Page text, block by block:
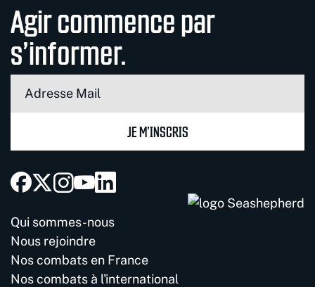
Agir commence par
s’informer.
JE M’INSCRIS
Qui sommes-nous
Nous rejoindre
Nos combats en France
Nos combats à l'international